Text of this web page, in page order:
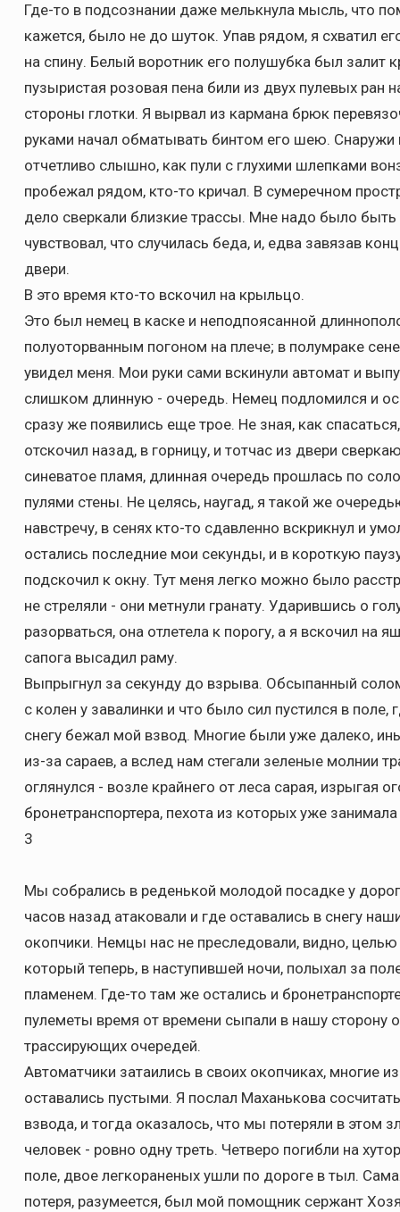
Где-то в подсознании даже мелькнула мысль, что
кажется, было не до шуток. Упав рядом, я схватил
на спину. Белый воротник его полушубка был залит
пузыристая розовая пена били из двух пулевых ран
стороны глотки. Я вырвал из кармана брюк
руками начал обматывать бинтом его шею.
отчетливо слышно, как пули с глухими шлепками
пробежал рядом, кто-то кричал. В сумеречном
дело сверкали близкие трассы. Мне надо было
чувствовал, что случилась беда, и, едва завязав
двери.
В это время кто-то вскочил на крыльцо.
Это был немец в каске и неподпоясанной
полуоторванным погоном на плече; в полумраке
увидел меня. Мои руки сами вскинули автомат и
слишком длинную - очередь. Немец подломился и
сразу же появились еще трое. Не зная, как
отскочил назад, в горницу, и тотчас из двери
синеватое пламя, длинная очередь прошлась по
пулями стены. Не целясь, наугад, я такой же
навстречу, в сенях кто-то сдавленно вскрикнул и
остались последние мои секунды, и в короткую
подскочил к окну. Тут меня легко можно было
не стреляли - они метнули гранату. Ударившись о
разорваться, она отлетела к порогу, а я вскочил на
сапога высадил раму.
Выпрыгнул за секунду до взрыва. Обсыпанный
с колен у завалинки и что было сил пустился в поле,
снегу бежал мой взвод. Многие были уже далеко,
из-за сараев, а вслед нам стегали зеленые молнии
оглянулся - возле крайнего от леса сарая, изрыгая
бронетранспортера, пехота из которых уже занимала
3
Мы собрались в реденькой молодой посадке у
часов назад атаковали и где оставались в снегу
окопчики. Немцы нас не преследовали, видно, целью
который теперь, в наступившей ночи, полыхал за
пламенем. Где-то там же остались и
пулеметы время от времени сыпали в нашу сторону
трассирующих очередей.
Автоматчики затаились в своих окопчиках, многие
оставались пустыми. Я послал Маханькова
взвода, и тогда оказалось, что мы потеряли в этом
человек - ровно одну треть. Четверо погибли на
поле, двое легкораненых ушли по дороге в тыл.
потеря, разумеется, был мой помощник сержант